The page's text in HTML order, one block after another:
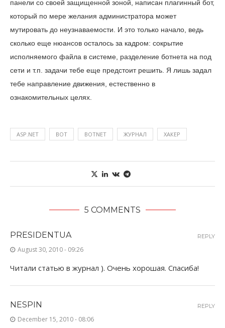
панели со своей защищенной зоной, написан плагинный бот,
который по мере желания администратора может
мутировать до неузнаваемости. И это только начало, ведь
сколько еще нюансов осталось за кадром: сокрытие
исполняемого файла в системе, разделение ботнета на под
сети и т.п. задачи тебе еще предстоит решить. Я лишь задал
тебе направление движения, естественно в
ознакомительных целях.
ASP.NET BOT BOTNET ЖУРНАЛ ХАКЕР
5 COMMENTS
PRESIDENTUA
August 30, 2010 - 09:26
Читали статью в журнал ). Очень хорошая. Спасиба!
REPLY
NESPIN
December 15, 2010 - 08:06
REPLY